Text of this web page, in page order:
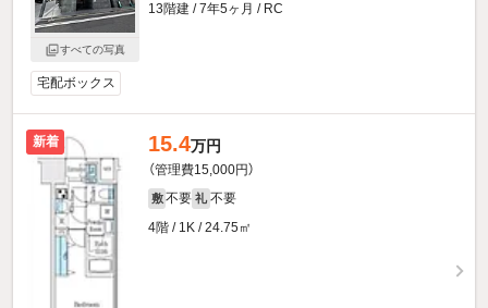
すべての写真
13階建 / 7年5ヶ月 / RC
宅配ボックス
新着 15.4万円
（管理費15,000円）
敷 不要 礼 不要
4階 / 1K / 24.75㎡